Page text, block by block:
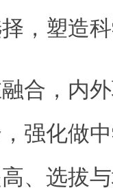
，塑造
合，内
强化做
、选拔